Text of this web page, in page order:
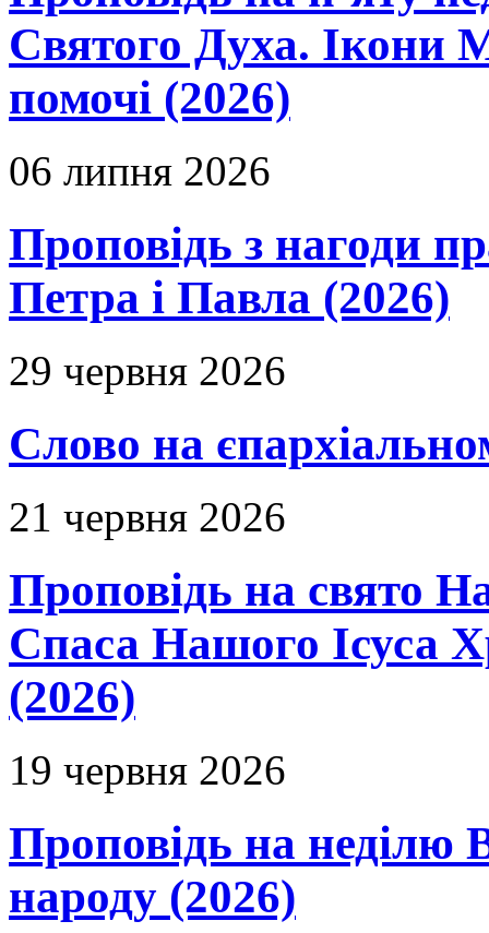
Святого Духа. Ікони
помочі (2026)
06 липня 2026
Проповідь з нагоди
Петра і Павла (2026)
29 червня 2026
Слово на
21 червня 2026
Проповідь на свято
Спаса Нашого Ісуса
(2026)
19 червня 2026
Проповідь на неділю
народу (2026)